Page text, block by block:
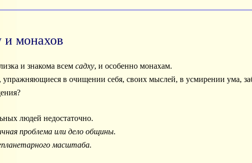
и монахов
и знакома всем садху, и особенно монахам.
упражняющиеся в очищении себя, своих мыслей, в усмирении ума,
людей недостаточно.
проблема или дело общины.
масштаба.